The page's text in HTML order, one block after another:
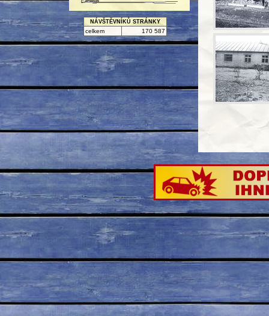
NÁVŠTĚVNÍKŮ STRÁNKY
celkem 170 587